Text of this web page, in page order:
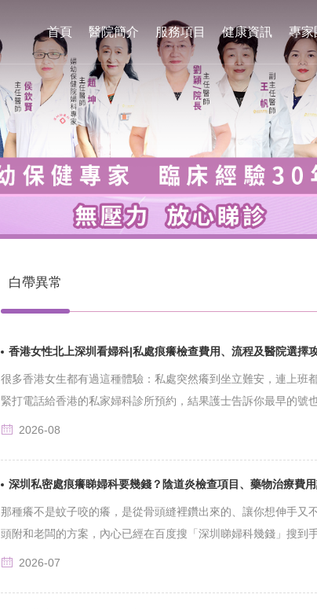
首頁 醫院簡介 服務項目 健康資訊 專家
白帶異常
香港女性北上深圳看婦科|私處痕癢檢查費用、流程及醫院選擇
很多香港女生都有過這種體驗：私處突然癢到坐立難安，連上班
緊打電話給香港的私家婦科診所預約，結果護士告訴你最早的號
2026-08
深圳私密處痕癢睇婦科要幾錢？陰道炎檢查項目、藥物治療費
那種癢不是蚊子咬的癢，是從骨頭縫裡鑽出來的、讓你想伸手又
頭附和老闆的方案，內心已經在百度搜「深圳睇婦科幾錢」搜到手
2026-07